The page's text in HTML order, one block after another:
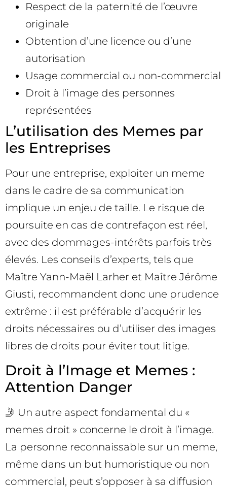
Respect de la paternité de l’œuvre
originale
Obtention d’une licence ou d’une
autorisation
Usage commercial ou non-commercial
Droit à l’image des personnes
représentées
L’utilisation des Memes par
les Entreprises
Pour une entreprise, exploiter un meme
dans le cadre de sa communication
implique un enjeu de taille. Le risque de
poursuite en cas de contrefaçon est réel,
avec des dommages-intérêts parfois très
élevés. Les conseils d’experts, tels que
Maître Yann-Maël Larher et Maître Jérôme
Giusti, recommandent donc une prudence
extrême : il est préférable d’acquérir les
droits nécessaires ou d’utiliser des images
libres de droits pour éviter tout litige.
Droit à l’Image et Memes :
Attention Danger
🤳 Un autre aspect fondamental du «
memes droit » concerne le droit à l’image.
La personne reconnaissable sur un meme,
même dans un but humoristique ou non
commercial, peut s’opposer à sa diffusion